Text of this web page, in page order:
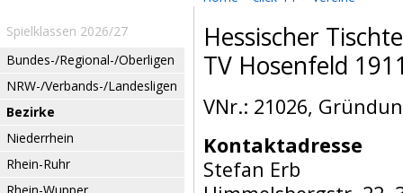
Spielklassen 2026/27
Bundes-/Regional-/Oberligen
NRW-/Verbands-/Landesligen
Bezirke
Niederrhein
Rhein-Ruhr
Hessischer
TV Hosenfeld
VNr.: 21026,
Kontaktadresse
Stefan Erb